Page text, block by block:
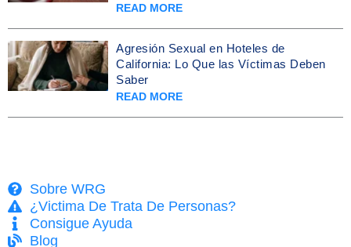
READ MORE
Agresión Sexual en Hoteles de
California: Lo Que las Víctimas Deben
Saber
READ MORE
Sobre WRG
¿Victima De Trata De Personas?
Consigue Ayuda
Blog